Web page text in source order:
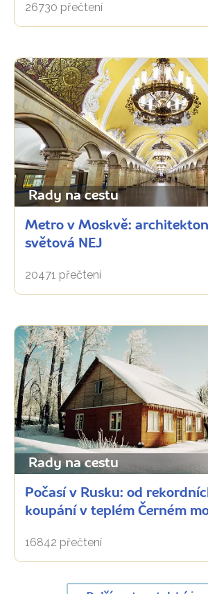
26730 přečtení
Rady na cestu
Metro v Moskvě:
světová NEJ
20471 přečtení
Rady na cestu
Počasí v Rusku: od
koupání v teplém Černém
16842 přečtení